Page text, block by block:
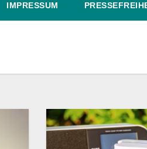
IMPRESSUM